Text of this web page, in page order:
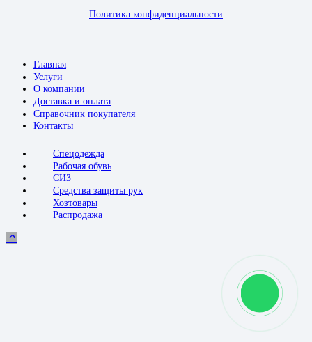
Политика конфиденциальности
Главная
Услуги
О компании
Доставка и оплата
Справочник покупателя
Контакты
Спецодежда
Рабочая обувь
СИЗ
Средства защиты рук
Хозтовары
Распродажа
keyboard_arrow_up